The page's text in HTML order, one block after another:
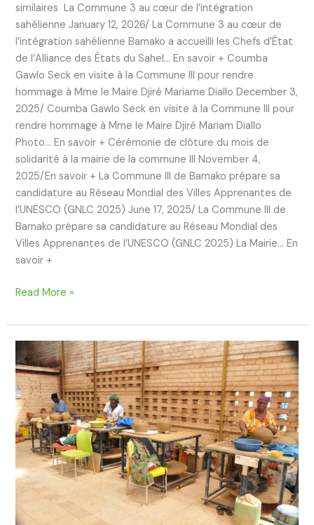
similaires La Commune 3 au cœur de l’intégration
sahélienne January 12, 2026/ La Commune 3 au cœur de
l’intégration sahélienne Bamako a accueilli les Chefs d’État
de l’Alliance des États du Sahel… En savoir + Coumba
Gawlo Seck en visite à la Commune III pour rendre
hommage à Mme le Maire Djiré Mariame Diallo December 3,
2025/ Coumba Gawlo Seck en visite à la Commune III pour
rendre hommage à Mme le Maire Djiré Mariam Diallo
Photo… En savoir + Cérémonie de clôture du mois de
solidarité à la mairie de la commune III November 4,
2025/En savoir + La Commune III de Bamako prépare sa
candidature au Réseau Mondial des Villes Apprenantes de
l’UNESCO (GNLC 2025) June 17, 2025/ La Commune III de
Bamako prépare sa candidature au Réseau Mondial des
Villes Apprenantes de l’UNESCO (GNLC 2025) La Mairie… En
savoir +
Read More »
La
Commune
III
de
Bamako
prépare
sa
candidature
au
Réseau
Mondial